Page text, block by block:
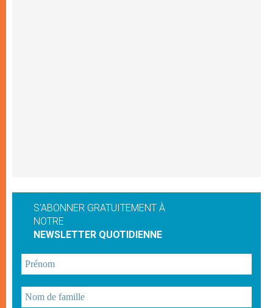
S'ABONNER GRATUITEMENT À
NOTRE
NEWSLETTER QUOTIDIENNE